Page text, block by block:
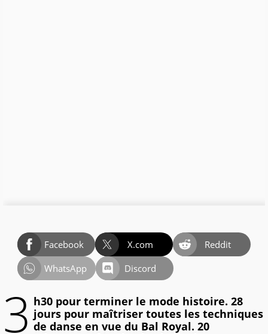
Facebook X.com
Reddit
WhatsApp
Discord
3 h30 pour terminer le mode histoire. 28
jours pour maîtriser toutes les techniques
de danse en vue du Bal Royal. 20